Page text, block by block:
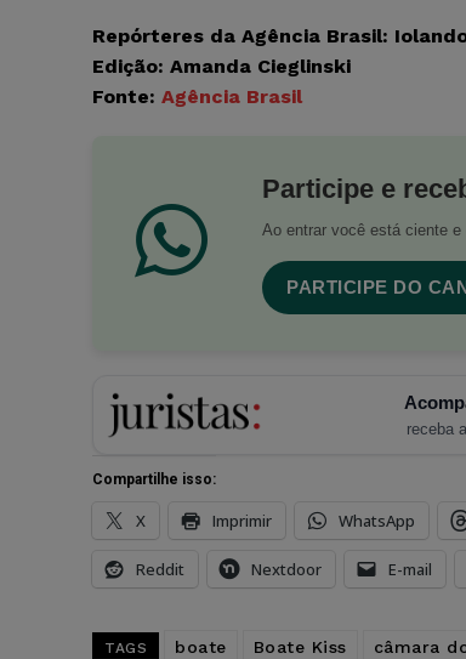
Repórteres da Agência Brasil:
Edição: Amanda Cieglinski
Fonte: Agência Brasil
Participe e
Ao entrar você está ciente e
PARTICIPE DO
receba
Compartilhe isso:
X Imprimir WhatsApp
Reddit Nextdoor E-mail
TAGS boate Boate Kiss câmara